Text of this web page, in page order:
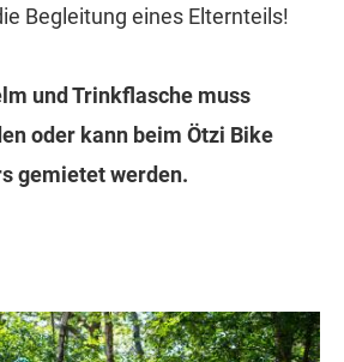
Begleitung eines Elternteils!
und Trinkflasche muss
oder kann beim Ötzi Bike
gemietet werden.